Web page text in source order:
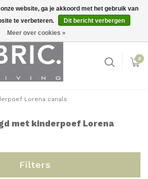
Inloggen
0
Lorena canals
met kinderpoef Lorena
Filters
website, ga je akkoord met het gebruik van
te verbeteren.
Dit bericht verbergen
Meer over cookies »